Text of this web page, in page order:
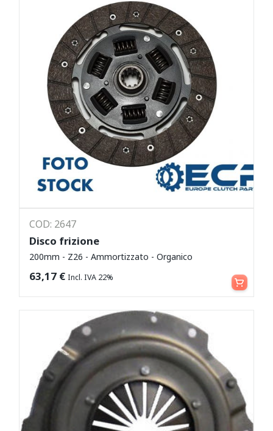
COD: 2647
Disco frizione
200mm - Z26 - Ammortizzato - Organico
63,17 € Incl. IVA 22% Leggi tutto